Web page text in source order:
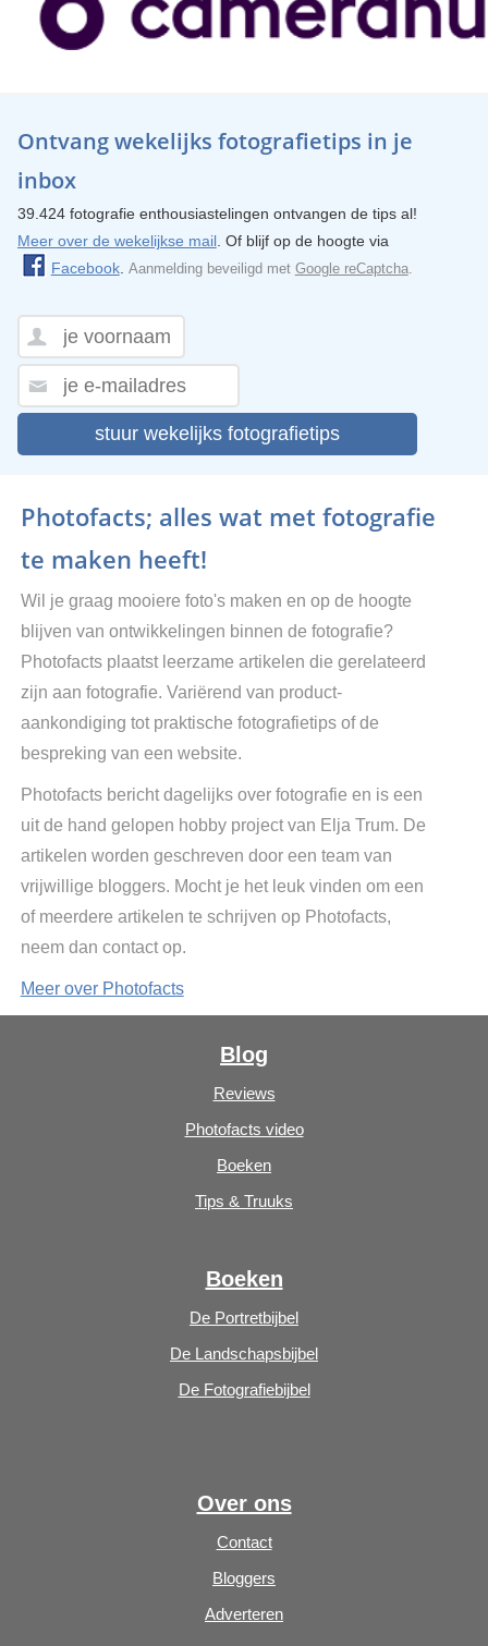
Ontvang wekelijks fotografietips in je
inbox
39.424 fotografie enthousiastelingen ontvangen de tips al!
Meer over de wekelijkse mail. Of blijf op de hoogte via
Facebook. Aanmelding beveiligd met Google reCaptcha.
stuur wekelijks fotografietips
Photofacts; alles wat met fotografie
te maken heeft!
Wil je graag mooiere foto's maken en op de hoogte
blijven van ontwikkelingen binnen de fotografie?
Photofacts plaatst leerzame artikelen die gerelateerd
zijn aan fotografie. Variërend van product-
aankondiging tot praktische fotografietips of de
bespreking van een website.
Photofacts bericht dagelijks over fotografie en is een
uit de hand gelopen hobby project van Elja Trum. De
artikelen worden geschreven door een team van
vrijwillige bloggers. Mocht je het leuk vinden om een
of meerdere artikelen te schrijven op Photofacts,
neem dan contact op.
Meer over Photofacts
Blog
Reviews
Photofacts video
Boeken
Tips & Truuks
Boeken
De Portretbijbel
De Landschapsbijbel
De Fotografiebijbel
Over ons
Contact
Bloggers
Adverteren